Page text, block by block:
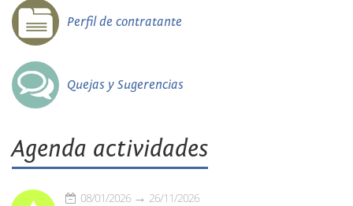
Perfil de contratante
Quejas y Sugerencias
Agenda actividades
08/01/2026 26/11/2026